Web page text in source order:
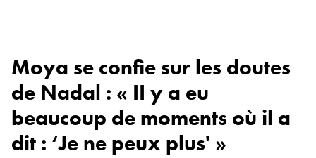
Moya se confie sur les doutes
de Nadal : « II y a eu
beaucoup de moments où il a
dit : ‘Je ne peux plus' »